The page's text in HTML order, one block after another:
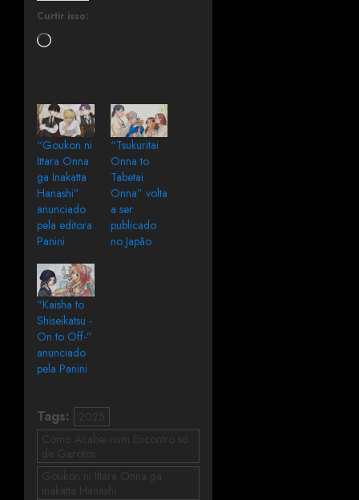
Curtir isso:
“Goukon ni
Ittara Onna
ga Inakatta
Hanashi”
anunciado
pela editora
Panini
“Tsukuritai
Onna to
Tabetai
Onna” volta
a ser
publicado
no Japão
“Kaisha to
Shiseikatsu -
On to Off-”
anunciado
pela Panini
Tags:
2025
Como Acabei num Encontro só
de Garotos
Goukon ni Ittara Onna ga
Inakatta Hanashi